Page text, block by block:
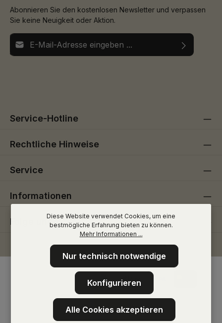
Bithalter.
Abonnieren Sie den kostenlosen Newsletter und verpassen
Sie keine Neuigkeit oder Aktion.
E-Mail-Adresse*
Service-Hotline
Rechtliche Hinweise
Service
Informationen
Folge uns
Diese Website verwendet Cookies, um eine
bestmögliche Erfahrung bieten zu können.
Mehr Informationen ...
Nur technisch notwendige
Konfigurieren
Alle Cookies akzeptieren